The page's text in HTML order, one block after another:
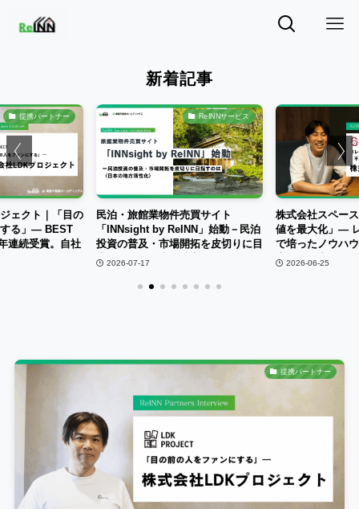
新着記事
提携パートナー
ェクト｜「目の
る」― BEST
連続受賞。自社
ReINNサービス
民泊・旅館業物件売買サイト
「INNsight by ReINN」始動－民泊
投資の普及・市場開拓を皮切りに目
指すのは〈日本の地方活性化〉
2026-07-17
株式会社スペー
値を最大化」―
で培ったノウハ
広い不動産活用
2026-06-25
提携パートナー